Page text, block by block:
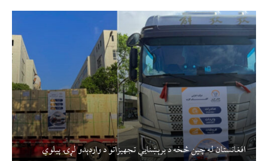
افغانستان له چين څخه د برېښنايي تجهيزاتو د واردېدو لړۍ پيلوي